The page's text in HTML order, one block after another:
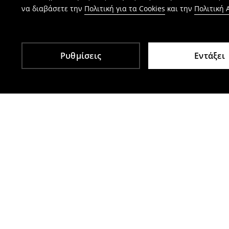
να διαβάσετε την Πολιτική για τα Cookies και την Πολιτική
Ρυθμίσεις Εντάξει